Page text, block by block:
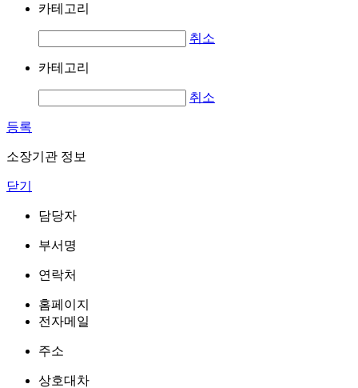
카테고리
취소
카테고리
취소
등록
소장기관 정보
닫기
담당자
부서명
연락처
홈페이지
전자메일
주소
상호대차